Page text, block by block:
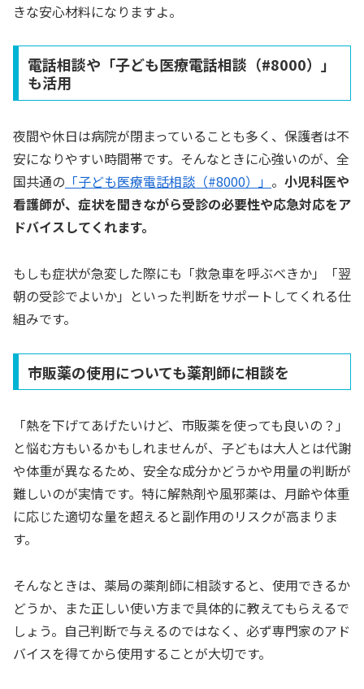
きな安心材料になりますよ。
電話相談や「子ども医療電話相談（#8000）」
も活用
夜間や休日は病院が閉まっていることも多く、保護者は不
安になりやすい時間帯です。そんなときに心強いのが、全
国共通の 「子ども医療電話相談（#8000）」 。 小児科医や
看護師が、症状を聞きながら受診の必要性や応急対応をア
ドバイスしてくれます。
もしも症状が急変した際にも「救急車を呼ぶべきか」「翌
朝の受診でよいか」といった判断をサポートしてくれる仕
組みです。
市販薬の使用についても薬剤師に相談を
「熱を下げてあげたいけど、市販薬を使っても良いの？」
と悩む方もいるかもしれませんが、子どもは大人とは代謝
や体重が異なるため、安全な成分かどうかや用量の判断が
難しいのが実情です。特に解熱剤や風邪薬は、月齢や体重
に応じた適切な量を超えると副作用のリスクが高まりま
す。
そんなときは、薬局の薬剤師に相談すると、使用できるか
どうか、また正しい使い方まで具体的に教えてもらえるで
しょう。自己判断で与えるのではなく、必ず専門家のアド
バイスを得てから使用することが大切です。